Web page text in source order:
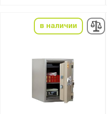
в наличии